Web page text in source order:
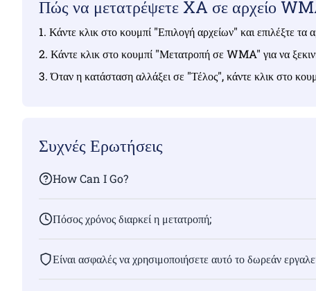
Πώς να μετατρέψετε XA σε αρχείο
1. Κάντε κλικ στο κουμπί "Επιλογή αρχείων" και επιλέξτε τα
2. Κάντε κλικ στο κουμπί "Μετατροπή σε WMA" για να
3. Όταν η κατάσταση αλλάξει σε "Τέλος", κάντε κλικ στο
Συχνές Ερωτήσεις
How Can I Go?
Πόσος χρόνος διαρκεί η μετατροπή;
Είναι ασφαλές να χρησιμοποιήσετε αυτό το δωρεάν